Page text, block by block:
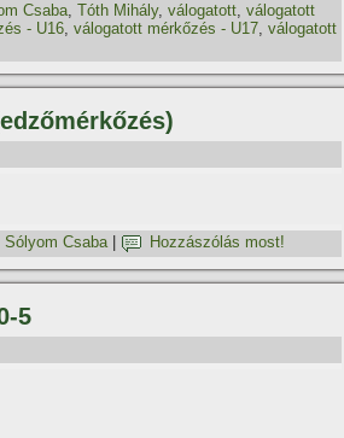
Csaba, Tóth Mihály, válogatott, válogatott
- U16, válogatott mérkőzés - U17, válogatott
Sólyom Csaba| Hozzászólás most!
5